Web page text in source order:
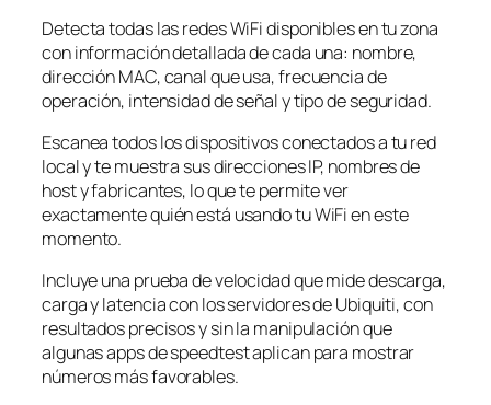
Detecta todas las redes WiFi disponibles en tu zona
con información detallada de cada una: nombre,
dirección MAC, canal que usa, frecuencia de
operación, intensidad de señal y tipo de seguridad.
Escanea todos los dispositivos conectados a tu red
local y te muestra sus direcciones IP, nombres de
host y fabricantes, lo que te permite ver
exactamente quién está usando tu WiFi en este
momento.
Incluye una prueba de velocidad que mide descarga,
carga y latencia con los servidores de Ubiquiti, con
resultados precisos y sin la manipulación que
algunas apps de speedtest aplican para mostrar
números más favorables.